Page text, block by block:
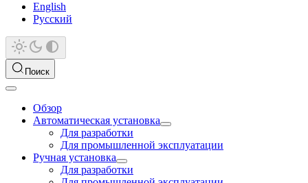
English
Русский
Поиск
Обзор
Автоматическая установка
Для разработки
Для промышленной эксплуатации
Ручная установка
Для разработки